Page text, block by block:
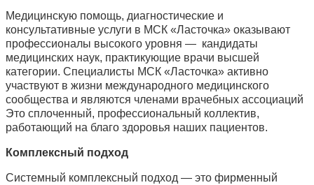
Медицинскую помощь, диагностические и
консультативные услуги в МСК «Ласточка» оказывают
профессионалы высокого уровня — кандидаты
медицинских наук, практикующие врачи высшей
категории. Специалисты МСК «Ласточка» активно
участвуют в жизни международного медицинского
сообщества и являются членами врачебных ассоциаций
Это сплоченный, профессиональный коллектив,
работающий на благо здоровья наших пациентов.
Комплексный подход
Системный комплексный подход — это фирменный